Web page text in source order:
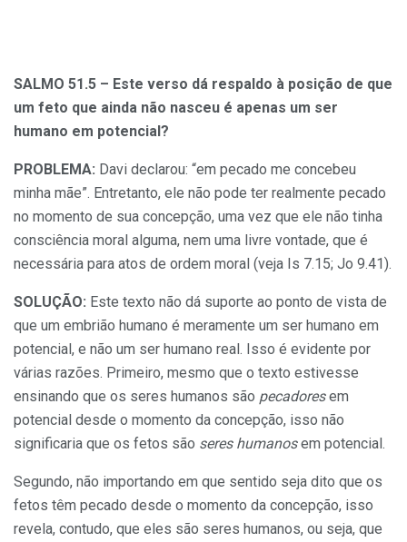
SALMO 51.5 – Este verso dá respaldo à posição de que
um feto que ainda não nasceu é apenas um ser
humano em potencial?
PROBLEMA: Davi declarou: “em pecado me concebeu
minha mãe”. Entretanto, ele não pode ter realmente pecado
no momento de sua concepção, uma vez que ele não tinha
consciência moral alguma, nem uma livre vontade, que é
necessária para atos de ordem moral (veja Is 7.15; Jo 9.41).
SOLUÇÃO: Este texto não dá suporte ao ponto de vista de
que um embrião humano é meramente um ser humano em
potencial, e não um ser humano real. Isso é evidente por
várias razões. Primeiro, mesmo que o texto estivesse
ensinando que os seres humanos são pecadoresem
potencial desde o momento da concepção, isso não
significaria que os fetos são seres humanosem potencial.
Segundo, não importando em que sentido seja dito que os
fetos têm pecado desde o momento da concepção, isso
revela, contudo, que eles são seres humanos, ou seja, que